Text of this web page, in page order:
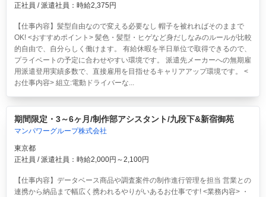
正社員 / 派遣社員：時給2,375円
【仕事内容】髪型自由なので変える必要なし 帽子を被れればそのままで
OK! <おすすめポイント> 髪色・髪型・ヒゲなど身だしなみのルールが比較
的自由で、自分らしく働けます。 有給休暇を半日単位で取得できるので、
プライベートの予定に合わせやすい環境です。 派遣先メーカーへの無期雇
用派遣登用実績多数で、直接雇用を目指せるキャリアアップ環境です。 <
お仕事内容> 組立:電動ドライバーな...
期間限定・3～6ヶ月/制作部アシスタント/九段下&新宿御苑
マンパワーグループ株式会社
東京都
正社員 / 派遣社員：時給2,000円～2,100円
【仕事内容】データベース商品や調査案件の制作進行管理を担当 営業との
連携から納品まで幅広く携われるやりがいあるお仕事です! <業務内容> ・